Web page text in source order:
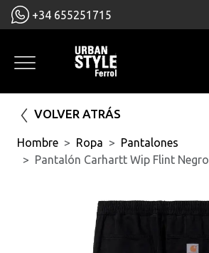
+34 655251715
VOLVER ATRÁS
Hombre Ropa
Pantalones
Pantalón Carhartt Wip Flint Negro